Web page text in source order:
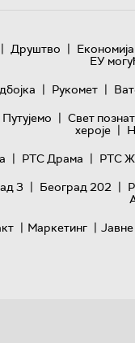
| Друштво | Економија
ЕУ
| Рукомет |
Путујемо | Свет
хероје |
| РТС Драма | РТС
3 | Београд 202 |
| Маркетинг |